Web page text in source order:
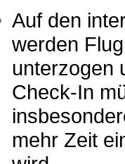
Auf den
werden
unterzogen
Check-In
mehr Zeit